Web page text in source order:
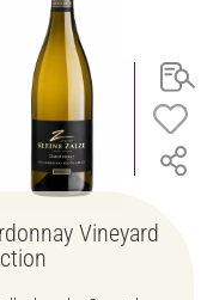
Vineyard